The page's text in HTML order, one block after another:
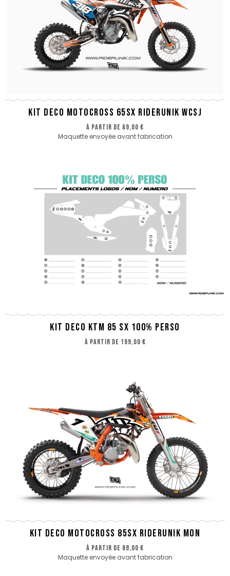
KIT DECO MOTOCROSS 65SX RIDERUNIK WCSJ
à partir de 69,00 €
Maquette envoyée avant fabrication
KIT DECO KTM 85 SX 100% PERSO
à partir de 199,00 €
KIT DECO MOTOCROSS 85SX RIDERUNIK MON
à partir de 89,00 €
Maquette envoyée avant fabrication